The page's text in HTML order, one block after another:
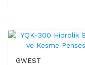
GWEST